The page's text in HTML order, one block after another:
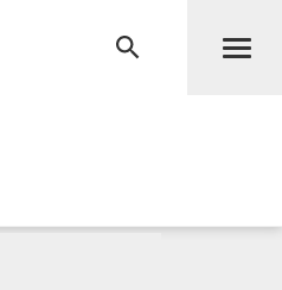
RECHERCHE